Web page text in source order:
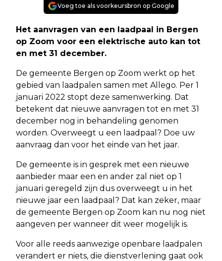
Voeg toe als voorkeursbron op Google
Het aanvragen van een laadpaal in Bergen
op Zoom voor een elektrische auto kan tot
en met 31 december.
De gemeente Bergen op Zoom werkt op het
gebied van laadpalen samen met Allego. Per 1
januari 2022 stopt deze samenwerking. Dat
betekent dat nieuwe aanvragen tot en met 31
december nog in behandeling genomen
worden. Overweegt u een laadpaal? Doe uw
aanvraag dan voor het einde van het jaar.
De gemeente is in gesprek met een nieuwe
aanbieder maar een en ander zal niet op 1
januari geregeld zijn dus overweegt u in het
nieuwe jaar een laadpaal? Dat kan zeker, maar
de gemeente Bergen op Zoom kan nu nog niet
aangeven per wanneer dit weer mogelijk is.
Voor alle reeds aanwezige openbare laadpalen
verandert er niets, die dienstverlening gaat ook